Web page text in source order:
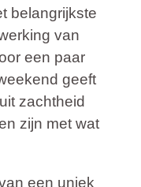
belangrijkste
van
een paar
geeft
zachtheid
zijn met wat
een uniek